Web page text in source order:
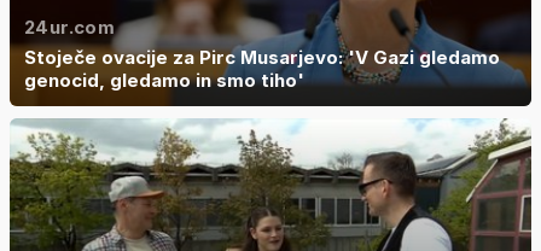
24ur.com
Stoječe ovacije za Pirc Musarjevo: 'V Gazi gledamo
genocid, gledamo in smo tiho'